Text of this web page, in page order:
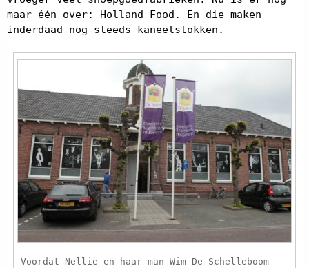
maar één over: Holland Food. En die maken
inderdaad nog steeds kaneelstokken.
Voordat Nellie en haar man Wim De Schelleboom